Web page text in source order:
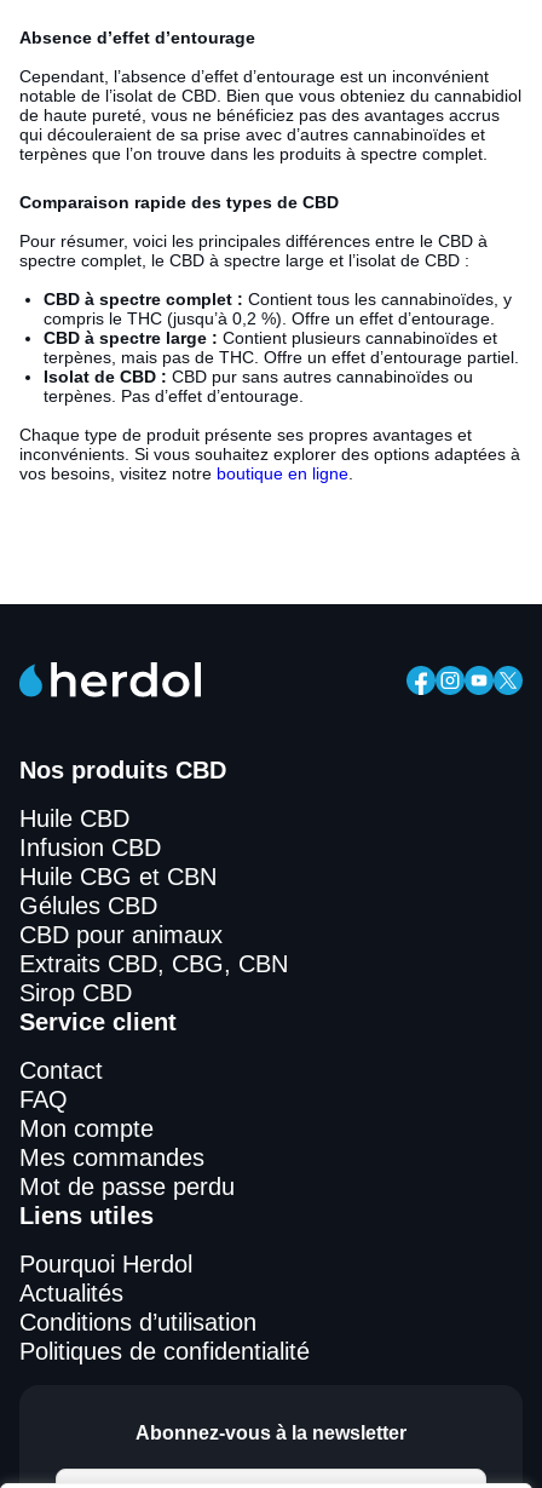
Absence d’effet d’entourage
Cependant, l’absence d’effet d’entourage est un inconvénient
notable de l’isolat de CBD. Bien que vous obteniez du cannabidiol
de haute pureté, vous ne bénéficiez pas des avantages accrus
qui découleraient de sa prise avec d’autres cannabinoïdes et
terpènes que l’on trouve dans les produits à spectre complet.
Comparaison rapide des types de CBD
Pour résumer, voici les principales différences entre le CBD à
spectre complet, le CBD à spectre large et l’isolat de CBD :
CBD à spectre complet : Contient tous les cannabinoïdes, y
compris le THC (jusqu’à 0,2 %). Offre un effet d’entourage.
CBD à spectre large : Contient plusieurs cannabinoïdes et
terpènes, mais pas de THC. Offre un effet d’entourage partiel.
Isolat de CBD : CBD pur sans autres cannabinoïdes ou
terpènes. Pas d’effet d’entourage.
Chaque type de produit présente ses propres avantages et
inconvénients. Si vous souhaitez explorer des options adaptées à
vos besoins, visitez notre boutique en ligne
Nos produits CBD
Huile CBD
Infusion CBD
Huile CBG et CBN
Gélules CBD
CBD pour animaux
Extraits CBD, CBG, CBN
Sirop CBD
Service client
Contact
FAQ
Mon compte
Mes commandes
Mot de passe perdu
Liens utiles
Pourquoi Herdol
Actualités
Conditions d’utilisation
Politiques de confidentialité
Abonnez-vous à la newsletter